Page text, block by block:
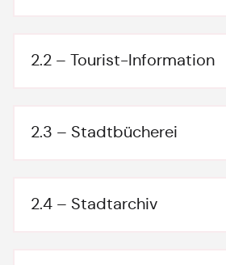
2.2 – Tourist-Information
2.3 – Stadtbücherei
2.4 – Stadtarchiv